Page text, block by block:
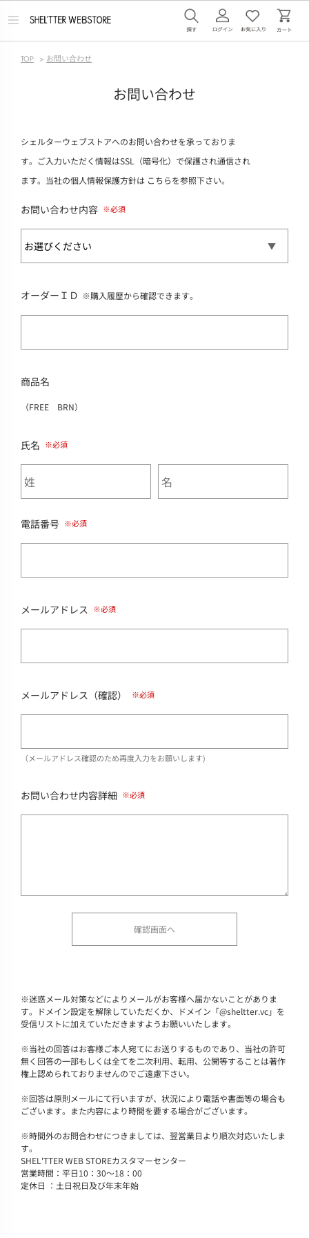
メ
TOP > お問い合わせ
お問い合わせ
シェルターウェブストアへのお問い合わせを承っておりま
す。ご入力いただく情報はSSL（暗号化）で保護され通信され
ます。当社の個人情報保護方針は こちらを参照下さい。
お問い合わせ内容
オーダーＩＤ ※購入履歴から確認できます。
商品名
（FREE BRN）
氏名
電話番号
メールアドレス
メールアドレス（確認）
（メールアドレス確認のため再度入力をお願いします)
お問い合わせ内容詳細
※迷惑メール対策などによりメールがお客様へ届かないことがありま
す。ドメイン設定を解除していただくか、ドメイン「@sheltter.vc」を
受信リストに加えていただきますようお願いいたします。
※当社の回答はお客様ご本人宛てにお送りするものであり、当社の許可
無く回答の一部もしくは全てを二次利用、転用、公開等することは著作
権上認められておりませんのでご遠慮下さい。
※回答は原則メールにて行いますが、状況により電話や書面等の場合も
ございます。また内容により時間を要する場合がございます。
※時間外のお問合わせにつきましては、翌営業日より順次対応いたしま
す。
SHEL'TTER WEB STOREカスタマーセンター
営業時間：平日10：30～18：00
定休日 ：土日祝日及び年末年始